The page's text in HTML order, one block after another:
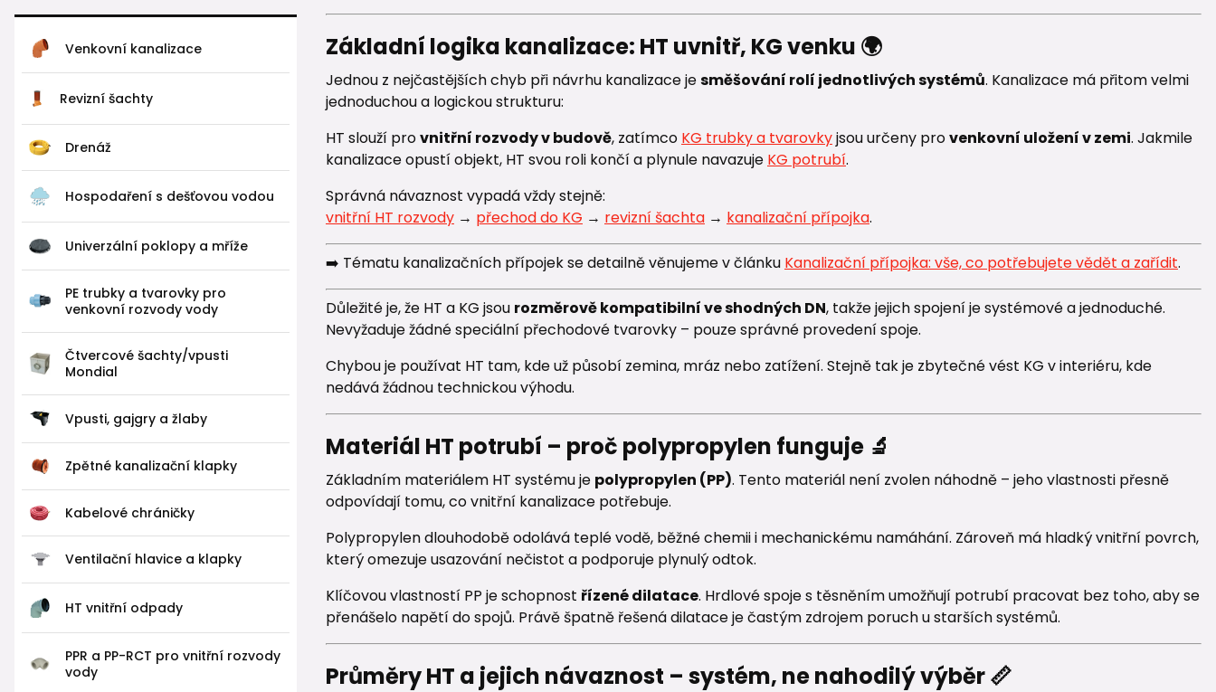
Venkovní kanalizace
Revizní šachty
Drenáž
Hospodaření s dešťovou vodou
Univerzální poklopy a mříže
PE trubky a tvarovky pro
venkovní rozvody vody
Čtvercové šachty/vpusti
Mondial
Vpusti, gajgry a žlaby
Zpětné kanalizační klapky
Kabelové chráničky
Ventilační hlavice a klapky
HT vnitřní odpady
PPR a PP-RCT pro vnitřní rozvody
vody
Základní logika kanalizace: HT uvnitř, KG venku 🌍
Jednou z nejčastějších chyb při návrhu kanalizace jesměšování rolí jednotlivých systémů. Kanalizace má přitom velmi
jednoduchou a logickou strukturu:
HT slouží provnitřní rozvody v budově, zatímco KG trubky a tvarovkyjsou určeny provenkovní uložení v zemi. Jakmile
kanalizace opustí objekt, HT svou roli končí a plynule navazuje KG potrubí.
Správná návaznost vypadá vždy stejně:
vnitřní HT rozvody→ přechod do KG → revizní šachta→ kanalizační přípojka.
➡️ Tématu kanalizačních přípojek se detailně věnujeme v článku Kanalizační přípojka: vše, co potřebujete vědět a zařídit.
Důležité je, že HT a KG jsou rozměrově kompatibilní ve shodných DN, takže jejich spojení je systémové a jednoduché.
Nevyžaduje žádné speciální přechodové tvarovky – pouze správné provedení spoje.
Chybou je používat HT tam, kde už působí zemina, mráz nebo zatížení. Stejně tak je zbytečné vést KG v interiéru, kde
nedává žádnou technickou výhodu.
Materiál HT potrubí – proč polypropylen funguje 🔬
Základním materiálem HT systému je polypropylen (PP). Tento materiál není zvolen náhodně – jeho vlastnosti přesně
odpovídají tomu, co vnitřní kanalizace potřebuje.
Polypropylen dlouhodobě odolává teplé vodě, běžné chemii i mechanickému namáhání. Zároveň má hladký vnitřní povrch,
který omezuje usazování nečistot a podporuje plynulý odtok.
Klíčovou vlastností PP je schopnost řízené dilatace. Hrdlové spoje s těsněním umožňují potrubí pracovat bez toho, aby se
přenášelo napětí do spojů. Právě špatně řešená dilatace je častým zdrojem poruch u starších systémů.
Průměry HT a jejich návaznost – systém, ne nahodilý výběr 📏